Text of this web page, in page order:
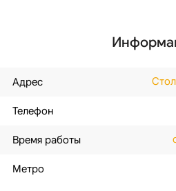
Адрес
Телефон
Время работы
Метро